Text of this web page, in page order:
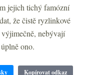
jejich tichý famózní
že čistě ryzlinkové
výjimečně, nebývají
ono.
Kopírovat odkaz